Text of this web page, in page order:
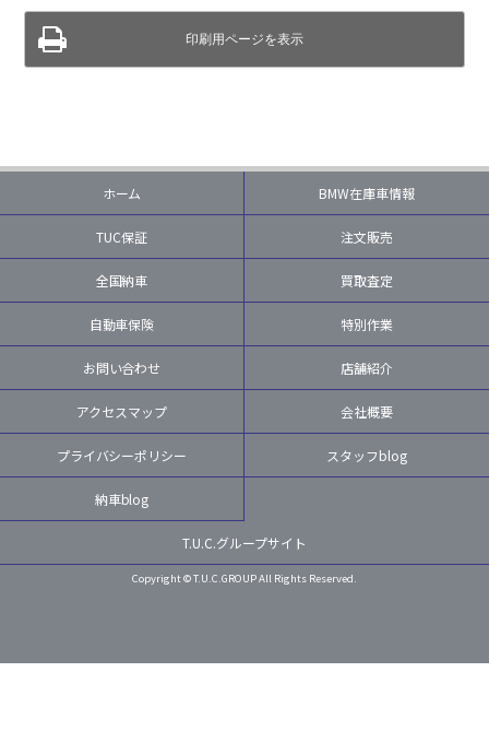
印刷用ページを表示
ホーム BMW在庫車情報
TUC保証 注文販売
全国納車 買取査定
自動車保険 特別作業
お問い合わせ 店舗紹介
アクセスマップ 会社概要
プライバシーポリシー スタッフblog
納車blog
T.U.C.グループサイト
Copyright © T.U.C.GROUP All Rights Reserved.